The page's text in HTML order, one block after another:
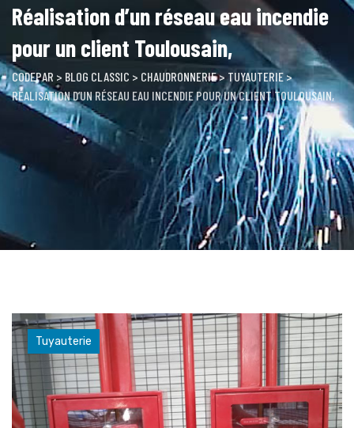
Réalisation d’un réseau eau incendie
pour un client Toulousain,
CODEPAR > BLOG CLASSIC > CHAUDRONNERIE> TUYAUTERIE>
RÉALISATION D’UN RÉSEAU EAU INCENDIE POUR UN CLIENT TOULOUSAIN,
Tuyauterie